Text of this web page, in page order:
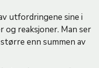
utfordringene sine i
og reaksjoner. Man ser
enn summen av